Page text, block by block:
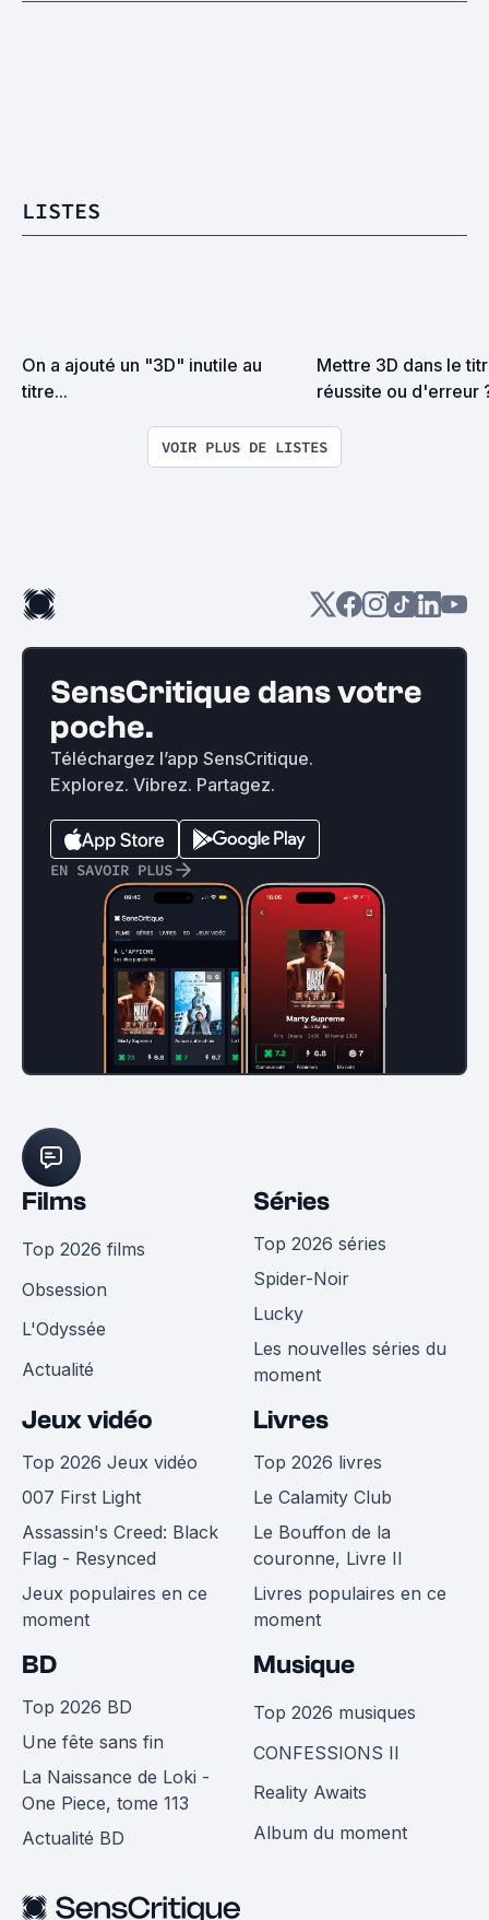
LISTES
On a ajouté un "3D" inutile au
titre...
Mettre 3D dans le
réussite ou d'erreur
VOIR PLUS DE LISTES
SensCritique dans votre
poche.
Téléchargez l’app SensCritique.
Explorez. Vibrez. Partagez.
EN SAVOIR PLUS
Films
Top 2026 films
Obsession
L'Odyssée
Actualité
Séries
Top 2026 séries
Spider-Noir
Lucky
Les nouvelles séries du
moment
Jeux vidéo
Top 2026 Jeux vidéo
007 First Light
Assassin's Creed: Black
Flag - Resynced
Jeux populaires en ce
moment
Livres
Top 2026 livres
Le Calamity Club
Le Bouffon de la
couronne, Livre II
Livres populaires en ce
moment
BD
Top 2026 BD
Une fête sans fin
La Naissance de Loki -
One Piece, tome 113
Actualité BD
Musique
Top 2026 musiques
CONFESSIONS II
Reality Awaits
Album du moment